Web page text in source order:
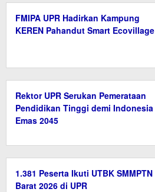
FMIPA UPR Hadirkan Kampung
KEREN Pahandut Smart Ecovillage
Rektor UPR Serukan Pemerataan
Pendidikan Tinggi demi Indonesia
Emas 2045
1.381 Peserta Ikuti UTBK SMMPTN
Barat 2026 di UPR